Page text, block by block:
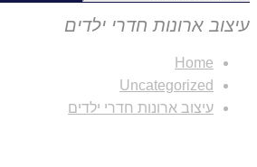
עיצוב ארונות חדרי ילדים
Home
Uncategorized
עיצוב ארונות חדרי ילדים